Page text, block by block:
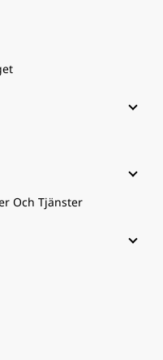
Och Tjänster